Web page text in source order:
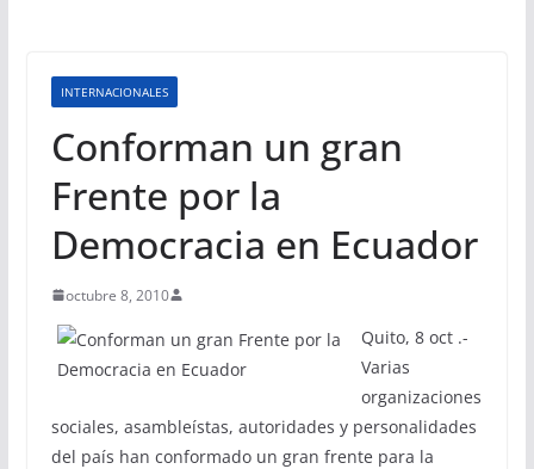
INTERNACIONALES
Conforman un gran
Frente por la
Democracia en Ecuador
octubre 8, 2010
Quito, 8 oct .-
Varias
organizaciones
sociales, asambleístas, autoridades y personalidades
del país han conformado un gran frente para la